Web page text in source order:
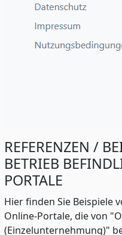
REFERENZEN /
BETRIEB
PORTALE
Hier finden Sie Beispiele
Online-Portale, die von
(Einzelunternehmung)"